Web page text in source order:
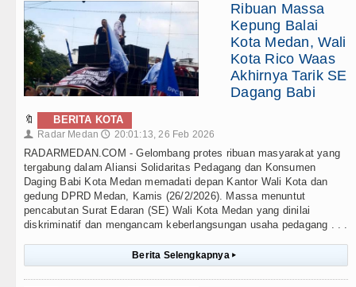
Ribuan Massa
Kepung Balai
Kota Medan, Wali
Kota Rico Waas
Akhirnya Tarik SE
Dagang Babi
🔖 BERITA KOTA
👤 Radar Medan 🕔 20:01:13, 26 Feb 2026
RADARMEDAN.COM - Gelombang protes ribuan masyarakat yang
tergabung dalam Aliansi Solidaritas Pedagang dan Konsumen
Daging Babi Kota Medan memadati depan Kantor Wali Kota dan
gedung DPRD Medan, Kamis (26/2/2026). Massa menuntut
pencabutan Surat Edaran (SE) Wali Kota Medan yang dinilai
diskriminatif dan mengancam keberlangsungan usaha pedagang . . .
Berita Selengkapnya ▸